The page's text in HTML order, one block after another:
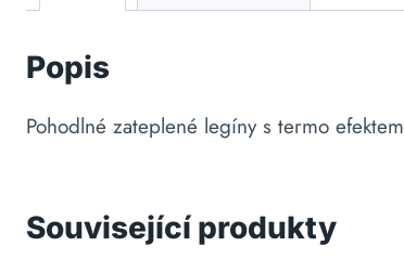
Popis
Pohodlné zateplené legíny s termo efektem
Související produkty